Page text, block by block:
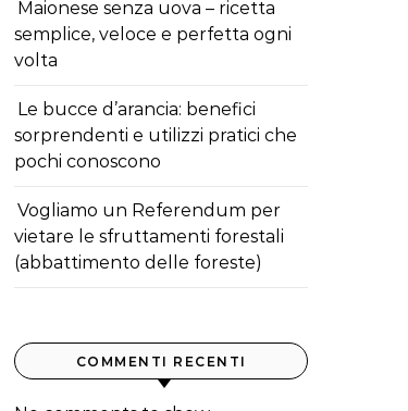
Maionese senza uova – ricetta
semplice, veloce e perfetta ogni
volta
Le bucce d’arancia: benefici
sorprendenti e utilizzi pratici che
pochi conoscono
Vogliamo un Referendum per
vietare le sfruttamenti forestali
(abbattimento delle foreste)
COMMENTI RECENTI